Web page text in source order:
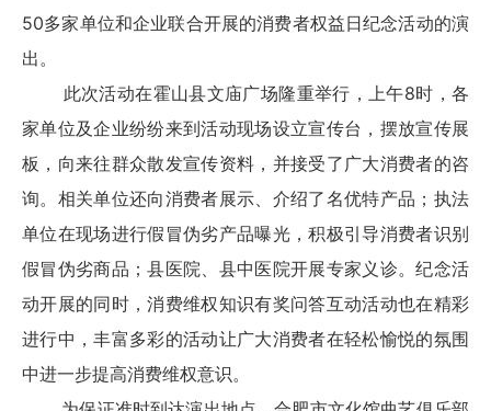
50多家单位和企业联合开展的消费者权益日纪念活动的演
出。
此次活动在霍山县文庙广场隆重举行，上午8时，各
家单位及企业纷纷来到活动现场设立宣传台，摆放宣传展
板，向来往群众散发宣传资料，并接受了广大消费者的咨
询。相关单位还向消费者展示、介绍了名优特产品；执法
单位在现场进行假冒伪劣产品曝光，积极引导消费者识别
假冒伪劣商品；县医院、县中医院开展专家义诊。纪念活
动开展的同时，消费维权知识有奖问答互动活动也在精彩
进行中，丰富多彩的活动让广大消费者在轻松愉悦的氛围
中进一步提高消费维权意识。